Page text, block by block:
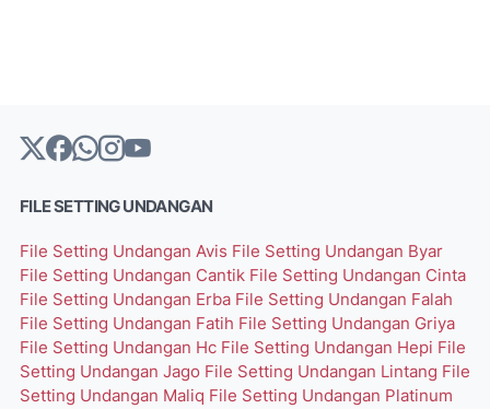
FILE SETTING UNDANGAN
File Setting Undangan Avis File Setting Undangan Byar
File Setting Undangan Cantik File Setting Undangan Cinta
File Setting Undangan Erba File Setting Undangan Falah
File Setting Undangan Fatih File Setting Undangan Griya
File Setting Undangan Hc File Setting Undangan Hepi File
Setting Undangan Jago File Setting Undangan Lintang File
Setting Undangan Maliq File Setting Undangan Platinum